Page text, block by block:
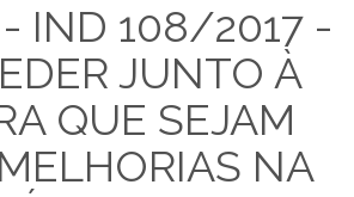
- IND 108/2017 -
JUNTO À
QUE SEJAM
NA